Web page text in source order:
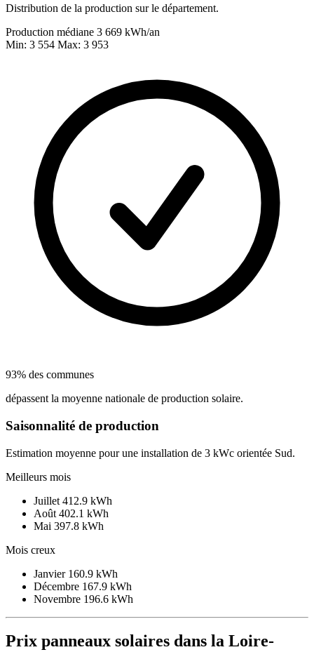
Distribution de la production sur le département.
Production médiane 3 669 kWh/an
Min: 3 554 Max: 3 953
93% des communes
dépassent la moyenne nationale de production solaire.
Saisonnalité de production
Estimation moyenne pour une installation de 3 kWc orientée Sud.
Meilleurs mois
Juillet 412.9 kWh
Août 402.1 kWh
Mai 397.8 kWh
Mois creux
Janvier 160.9 kWh
Décembre 167.9 kWh
Novembre 196.6 kWh
Prix panneaux solaires dans la Loire-